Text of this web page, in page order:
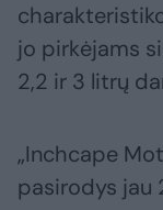
jo pirkėjams
2,2 ir 3 litrų
„Inchcape
pasirodys jau